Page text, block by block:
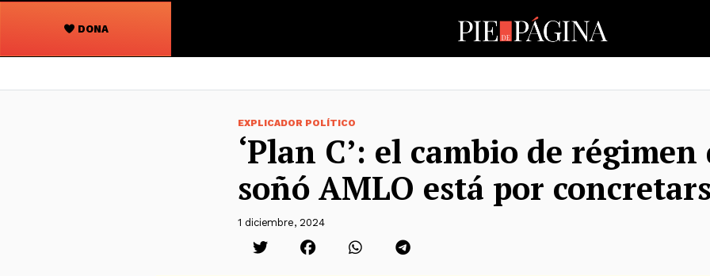
DONA
Navegación
principal
EXPLICADOR POLÍTICO
‘Plan C’: el cambio de régimen
soñó AMLO está por
1 diciembre, 2024